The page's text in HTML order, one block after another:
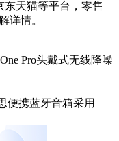
天猫等平台，零售
详情。
Pro头戴式无线降噪
便携蓝牙音箱采用